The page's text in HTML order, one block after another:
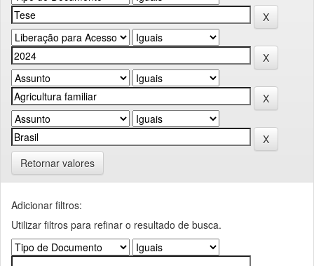
Retornar valores
Adicionar filtros:
Utilizar filtros para refinar o resultado de busca.